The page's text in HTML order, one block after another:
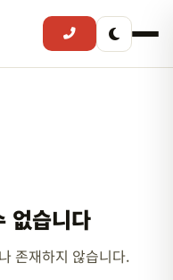
없습니다
존재하지 않습니다.